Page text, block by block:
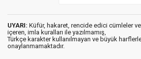
UYARI: Küfür, hakaret, rencide edici cümleler
içeren, imla kuralları ile yazılmamış,
Türkçe karakter kullanılmayan ve büyük
onaylanmamaktadır.